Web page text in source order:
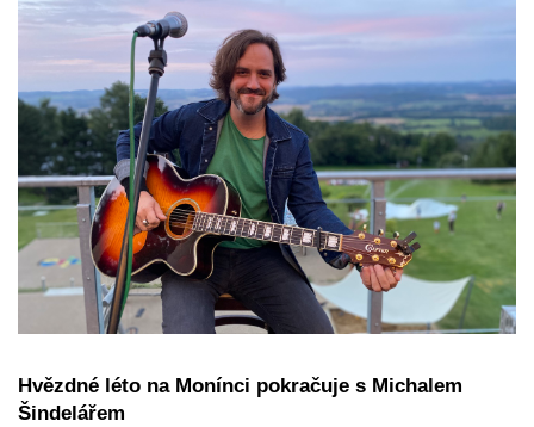
Hvězdné léto na Monínci pokračuje s Michalem
Šindelářem